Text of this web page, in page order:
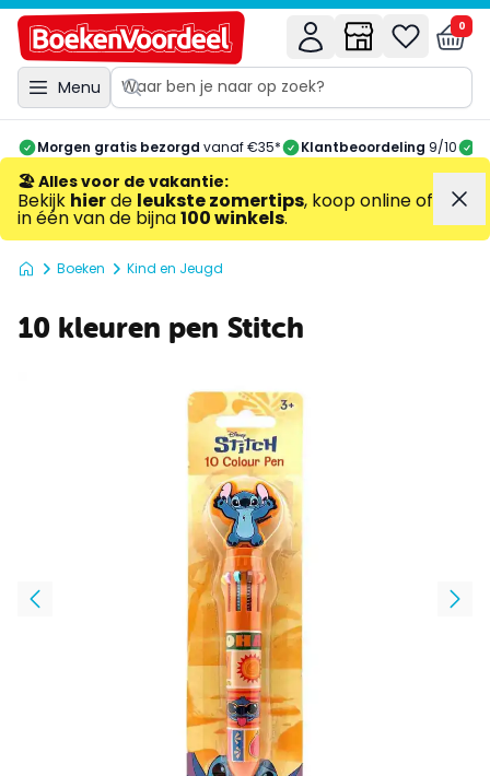
Menu
0
Morgen gratis bezorgd vanaf €35* Klantbeoordeling 9/10
🏖️ Alles voor de vakantie:
Bekijk hierde leukste zomertips, koop online of
in één van de bijna100 winkels.
Boeken Kind en Jeugd
10 kleuren pen Stitch